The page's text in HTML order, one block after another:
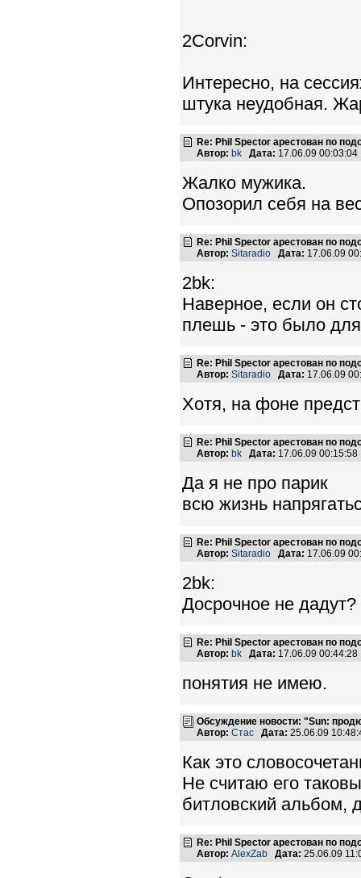
2Corvin:
Интересно, на
штука неудобная.
Re: Phil Spector арестован по
Автор: bk Дата: 17.06.09
Жалко мужика.
Опозорил себя на
Re: Phil Spector арестован по
Автор: Sitaradio Дата: 17.06.09
2bk:
Наверное, если он
плешь - это было для
Re: Phil Spector арестован по
Автор: Sitaradio Дата: 17.06.09
Хотя, на фоне
Re: Phil Spector арестован по
Автор: bk Дата: 17.06.09
Да я не про парик
всю жизнь
Re: Phil Spector арестован по
Автор: Sitaradio Дата: 17.06.09
2bk:
Досрочное не дадут?
Re: Phil Spector арестован по
Автор: bk Дата: 17.06.09
понятия не имею.
Обсуждение новости: "Sun:
Автор: Стас Дата: 25.06.09
Как это
Не считаю его
битловский альбом,
Re: Phil Spector арестован по
Автор: AlexZab Дата: 25.06.09